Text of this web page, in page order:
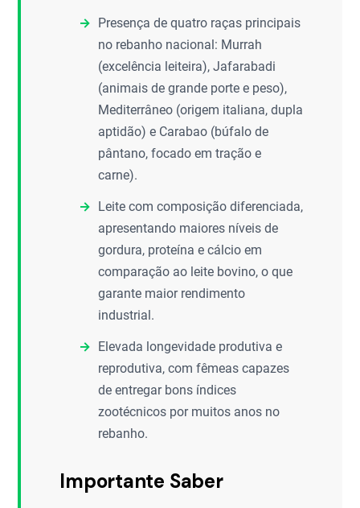
Presença de quatro raças principais
no rebanho nacional: Murrah
(excelência leiteira), Jafarabadi
(animais de grande porte e peso),
Mediterrâneo (origem italiana, dupla
aptidão) e Carabao (búfalo de
pântano, focado em tração e
carne).
Leite com composição diferenciada,
apresentando maiores níveis de
gordura, proteína e cálcio em
comparação ao leite bovino, o que
garante maior rendimento
industrial.
Elevada longevidade produtiva e
reprodutiva, com fêmeas capazes
de entregar bons índices
zootécnicos por muitos anos no
rebanho.
Importante Saber